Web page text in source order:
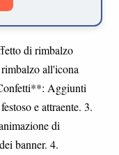
di rimbalzo
all'icona
Aggiunti
e attraente. 3.
di
banner. 4.